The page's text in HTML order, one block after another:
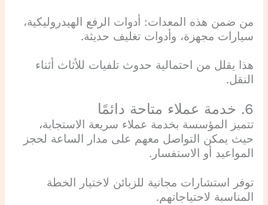
من ضمن هذه المعدات: أدوات الرفع الهيدروليكية،
سيارات مجهزة، وأدوات تغليف حديثة.
هذا يقلل من احتمالية حدوث تلفيات للأثاث أثناء
النقل.
6. خدمة عملاء متاحة دائمًا
تتميز المؤسسة بخدمة عملاء سريعة الاستجابة،
حيث يمكن التواصل معهم على مدار الساعة لحجز
المواعيد أو الاستفسار.
توفر استشارات مجانية للزبائن لاختيار الخطة
المناسبة لاحتياجاتهم.